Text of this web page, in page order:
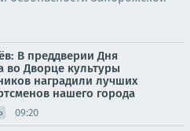
В преддверии Дня
во Дворце культуры
наградили лучших
нашего города
09:20